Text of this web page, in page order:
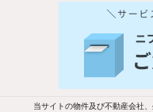
バス・トイレ別
新
検索中の条件の新着
お知らせします
当サイトの物件及び不動産会社